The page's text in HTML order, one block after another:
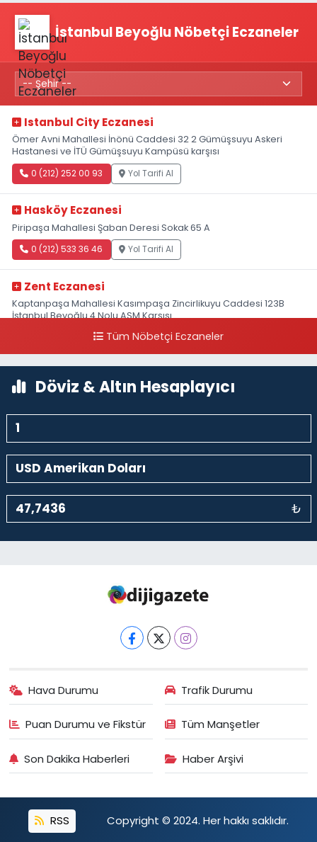
İstanbul Beyoğlu Nöbetçi Eczaneler
Istanbul City Eczanesi
Ömer Avni Mahallesi İnönü Caddesi 32 2 Gümüşsuyu Askeri
Hastanesi ve İTÜ Gümüşsuyu Kampüsü karşısı
0 (212) 252 00 93 Yol Tarifi Al
Hasköy Eczanesi
Piripaşa Mahallesi Şaban Deresi Sokak 65 A
0 (212) 533 36 46 Yol Tarifi Al
Zent Eczanesi
Kaptanpaşa Mahallesi Kasımpaşa Zincirlikuyu Caddesi 123B
İstanbul Beyoğlu 4 Nolu ASM Karşısı
0 (212) 297 96 92 Yol Tarifi Al
Tüm Nöbetçi Eczaneler
Döviz & Altın Hesaplayıcı
₺
Hava Durumu Trafik Durumu
Puan Durumu ve Fikstür Tüm Manşetler
Son Dakika Haberleri Haber Arşivi
RSS Copyright © 2024. Her hakkı saklıdır.